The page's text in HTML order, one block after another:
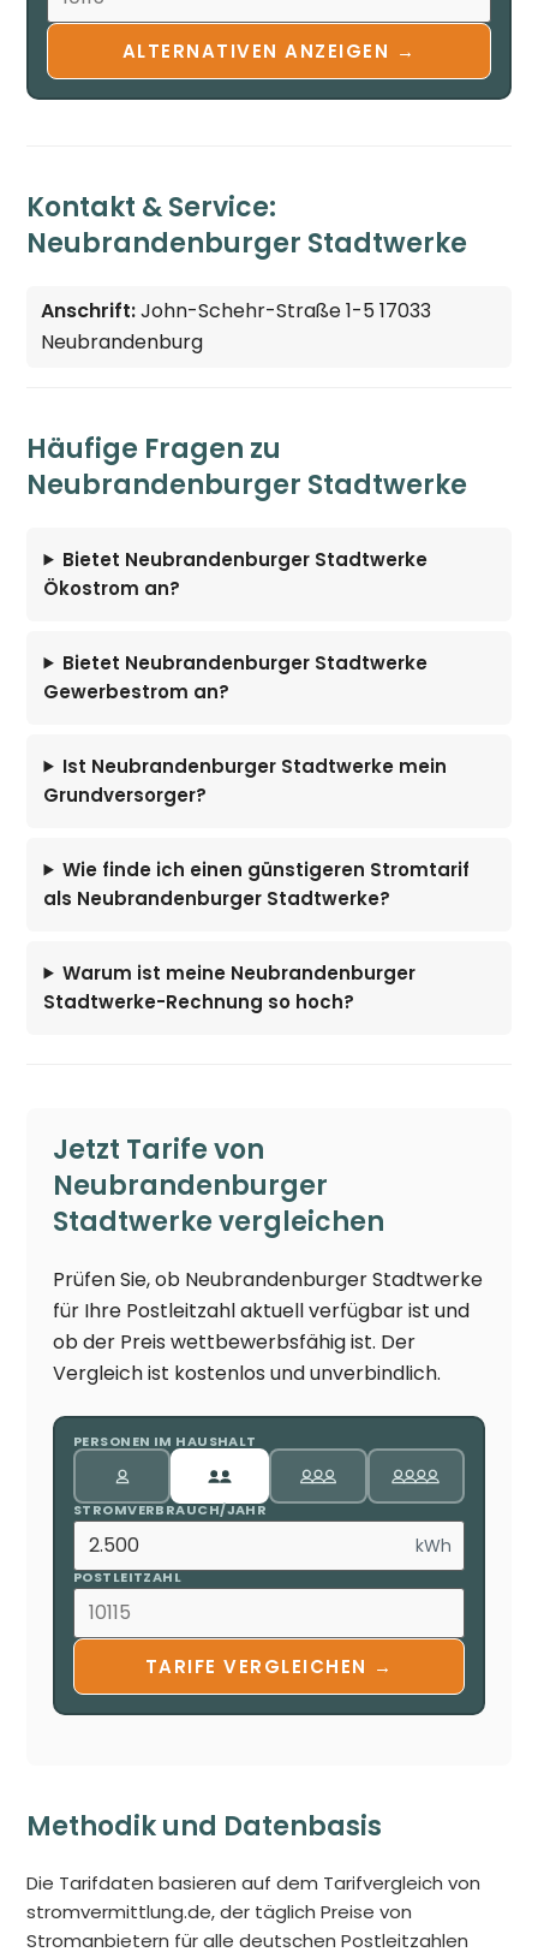
ALTERNATIVEN ANZEIGEN →
Kontakt & Service:
Neubrandenburger Stadtwerke
Anschrift:John-Schehr-Straße 1-5 17033
Neubrandenburg
Häufige Fragen zu
Neubrandenburger Stadtwerke
Bietet Neubrandenburger Stadtwerke
Ökostrom an?
Bietet Neubrandenburger Stadtwerke
Gewerbestrom an?
Ist Neubrandenburger Stadtwerke mein
Grundversorger?
Wie finde ich einen günstigeren Stromtarif
als Neubrandenburger Stadtwerke?
Warum ist meine Neubrandenburger
Stadtwerke-Rechnung so hoch?
Jetzt Tarife von
Neubrandenburger
Stadtwerke vergleichen
Prüfen Sie, ob Neubrandenburger Stadtwerke
für Ihre Postleitzahl aktuell verfügbar ist und
ob der Preis wettbewerbsfähig ist. Der
Vergleich ist kostenlos und unverbindlich.
PERSONEN IM HAUSHALT
STROMVERBRAUCH/JAHR
kWh
POSTLEITZAHL
TARIFE VERGLEICHEN →
Methodik und Datenbasis
Die Tarifdaten basieren auf dem Tarifvergleich von
stromvermittlung.de, der täglich Preise von
Stromanbietern für alle deutschen Postleitzahlen